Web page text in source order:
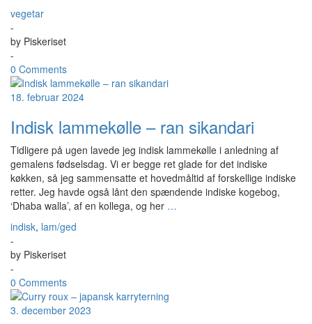
vegetar
-
by Piskeriset
-
0 Comments
18. februar 2024
Indisk lammekølle – ran sikandari
Tidligere på ugen lavede jeg indisk lammekølle i anledning af
gemalens fødselsdag. Vi er begge ret glade for det indiske
køkken, så jeg sammensatte et hovedmåltid af forskellige indiske
retter. Jeg havde også lånt den spændende indiske kogebog,
‘Dhaba walla’, af en kollega, og her …
indisk, lam/ged
-
by Piskeriset
-
0 Comments
3. december 2023